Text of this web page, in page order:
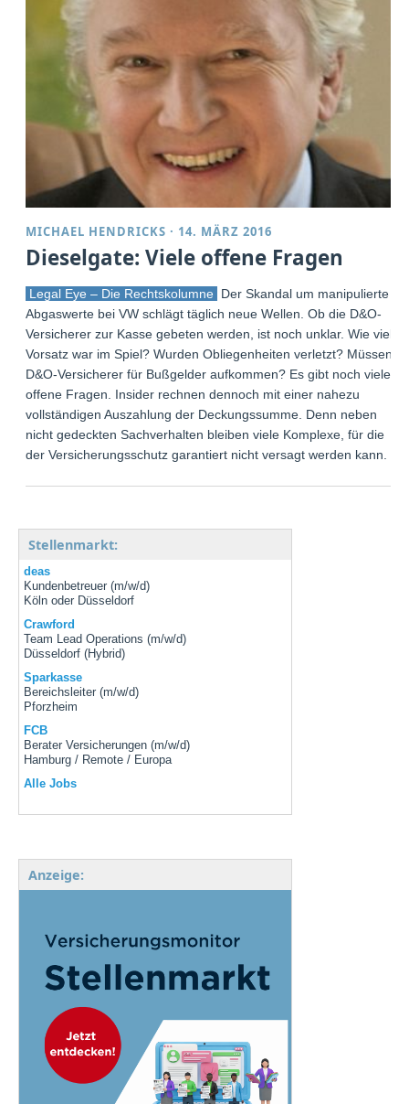
MICHAEL HENDRICKS · 14. MÄRZ 2016
Dieselgate: Viele offene Fragen
Legal Eye – Die Rechtskolumne
Der Skandal um manipulierte
Abgaswerte bei VW schlägt täglich neue Wellen. Ob die D&O-
Versicherer zur Kasse gebeten werden, ist noch unklar. Wie viel
Vorsatz war im Spiel? Wurden Obliegenheiten verletzt? Müssen
D&O-Versicherer für Bußgelder aufkommen? Es gibt noch viele
offene Fragen. Insider rechnen dennoch mit einer nahezu
vollständigen Auszahlung der Deckungssumme. Denn neben
nicht gedeckten Sachverhalten bleiben viele Komplexe, für die
der Versicherungsschutz garantiert nicht versagt werden kann.
Stellenmarkt:
deas
Kundenbetreuer (m/w/d)
Köln oder Düsseldorf
Crawford
Team Lead Operations (m/w/d)
Düsseldorf (Hybrid)
Sparkasse
Bereichsleiter (m/w/d)
Pforzheim
FCB
Berater Versicherungen (m/w/d)
Hamburg / Remote / Europa
Alle Jobs
Anzeige: